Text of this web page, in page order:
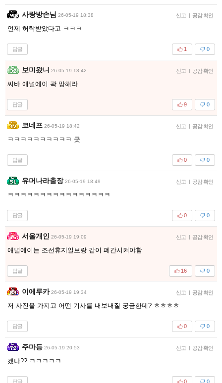
사랑방손님 26-05-19 18:38 신고 | 공감 확인
언제 허락받았다고 ㅋㅋㅋ
답글 0
1
보미왔니 26-05-19 18:42 신고 | 공감 확인
씨바 애널에이 콱 망해라
답글 0
9
코네프 26-05-19 18:42 신고 | 공감 확인
ㅋㅋㅋㅋㅋㅋㅋㅋㅋㅋ 굿
답글 0
0
유머나라출장 26-05-19 18:49 신고 | 공감 확인
ㅋㅋㅋㅋㅋㅋㅋㅋㅋㅋㅋㅋㅋㅋㅋㅋ
답글 0
0
서울개인 26-05-19 19:09 신고 | 공감 확인
애널에이는 조선휴지일보랑 같이 폐간시켜야함
답글 0
16
이에루카 26-05-19 19:34 신고 | 공감 확인
저 사진을 가지고 어떤 기사를 내보내질 궁금한데? ㅎㅎㅎㅎ
답글 0
0
주마등 26-05-19 20:53 신고 | 공감 확인
겠냐?? ㅋㅋㅋㅋㅋ
답글 0
0